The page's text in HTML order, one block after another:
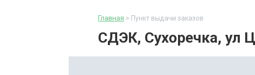
Главная > Пункт выдачи заказов
СДЭК, Сухоречка, ул